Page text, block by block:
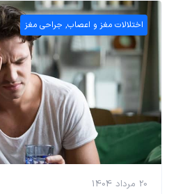
اختلالات مغز و اعصاب, جراحی مغز
20 مرداد 1404